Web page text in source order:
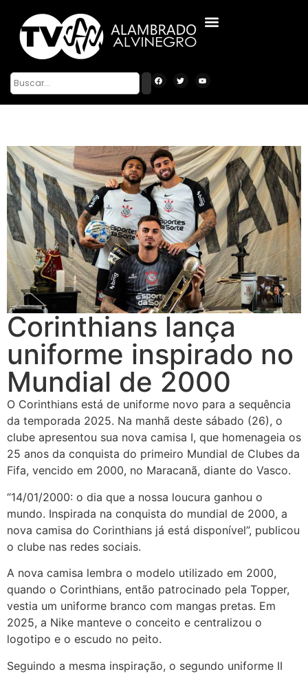
Corinthians lança
uniforme inspirado no
Mundial de 2000
O Corinthians está de uniforme novo para a sequência
da temporada 2025. Na manhã deste sábado (26), o
clube apresentou sua nova camisa I, que homenageia os
25 anos da conquista do primeiro Mundial de Clubes da
Fifa, vencido em 2000, no Maracanã, diante do Vasco.
“14/01/2000: o dia que a nossa loucura ganhou o
mundo. Inspirada na conquista do mundial de 2000, a
nova camisa do Corinthians já está disponível”, publicou
o clube nas redes sociais.
A nova camisa lembra o modelo utilizado em 2000,
quando o Corinthians, então patrocinado pela Topper,
vestia um uniforme branco com mangas pretas. Em
2025, a Nike manteve o conceito e centralizou o
logotipo e o escudo no peito.
Seguindo a mesma inspiração, o segundo uniforme II